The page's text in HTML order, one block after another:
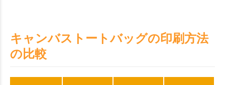
キャンバストートバッグの印刷方法
の比較